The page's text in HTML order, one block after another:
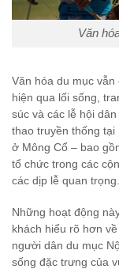
Văn
Văn hóa du mục
hiện qua lối sống,
súc và các lễ hội
thao truyền thống
ở Mông Cổ – bao
tổ chức trong các
các dịp lễ quan trọng.
Những hoạt động
khách hiểu rõ hơn
người dân du mục
sống đặc trưng của